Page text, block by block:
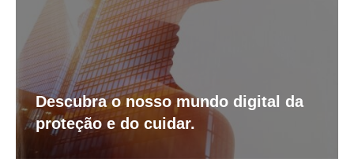
Descubra o nosso mundo digital da
proteção e do cuidar.